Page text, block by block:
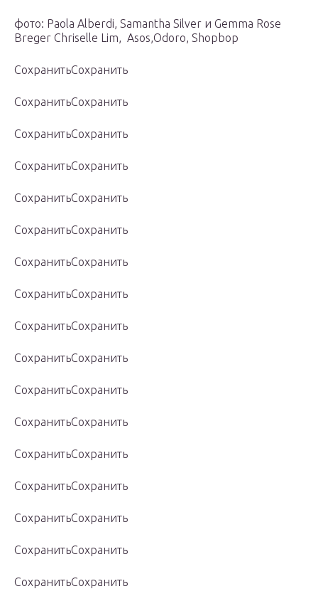
фото: Paola Alberdi, Samantha Silver и Gemma Rose
Breger Сhriselle Lim, Asos,Odoro, Shopbop
СохранитьСохранить
СохранитьСохранить
СохранитьСохранить
СохранитьСохранить
СохранитьСохранить
СохранитьСохранить
СохранитьСохранить
СохранитьСохранить
СохранитьСохранить
СохранитьСохранить
СохранитьСохранить
СохранитьСохранить
СохранитьСохранить
СохранитьСохранить
СохранитьСохранить
СохранитьСохранить
СохранитьСохранить